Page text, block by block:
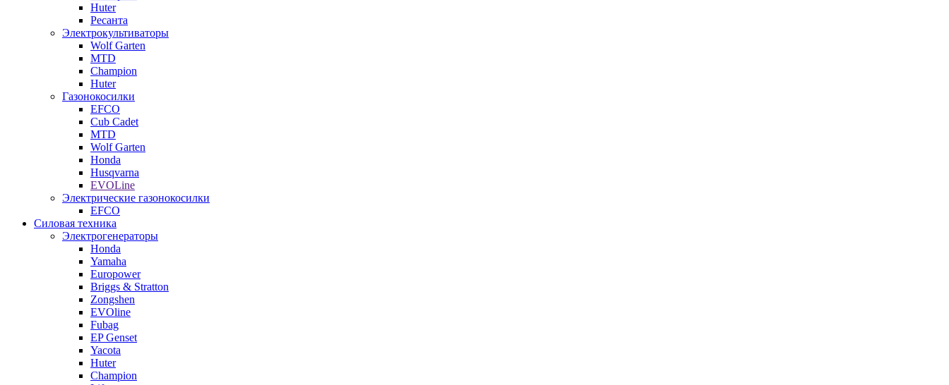
Huter
Ресанта
Электрокультиваторы
Wolf Garten
MTD
Champion
Huter
Газонокосилки
EFCO
Cub Cadet
MTD
Wolf Garten
Honda
Husqvarna
EVOLine
Электрические газонокосилки
EFCO
Силовая техника
Электрогенераторы
Honda
Yamaha
Europower
Briggs & Stratton
Zongshen
EVOline
Fubag
EP Genset
Yacota
Huter
Champion